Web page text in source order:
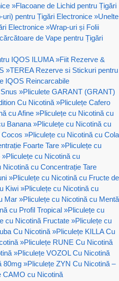
»Flacoane de Lichid pentru Țigări
uri) pentru Țigări Electronice »Unelte
Electronice »Wrap-uri și Folii
de Vape pentru Țigări
IQOS ILUMA »Fiit Rezerve &
»TEREA Rezerve si Stickuri pentru
IQOS Reincarcabile
»Pliculete GARANT (GRANT)
Cu Nicotină »Pliculețe Cafero
cu Afine »Pliculețe cu Nicotină cu
Banana »Pliculețe cu Nicotină cu
Cocos »Pliculețe cu Nicotină cu Cola
Foarte Tare »Pliculețe cu
»Pliculețe cu Nicotină cu
Nicotină cu Concentrație Tare
»Pliculețe cu Nicotină cu Fructe de
Kiwi »Pliculețe cu Nicotină cu
Mar »Pliculețe cu Nicotină cu Mentă
cu Profil Tropical »Pliculețe cu
cu Nicotină Fructate »Pliculețe cu
Cu Nicotină »Pliculețe KILLA Cu
»Pliculețe RUNE Cu Nicotină
»Pliculețe VOZOL Cu Nicotină
80mg »Pliculețe ZYN Cu Nicotină –
CAMO cu Nicotină